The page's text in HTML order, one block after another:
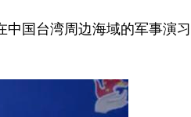
国台湾周边海域的军事演